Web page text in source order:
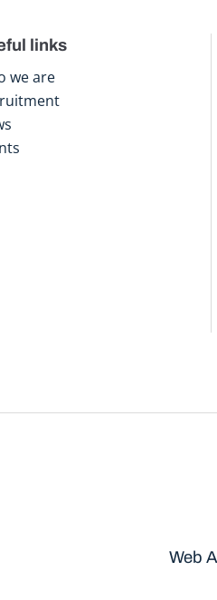
links
we are
Web